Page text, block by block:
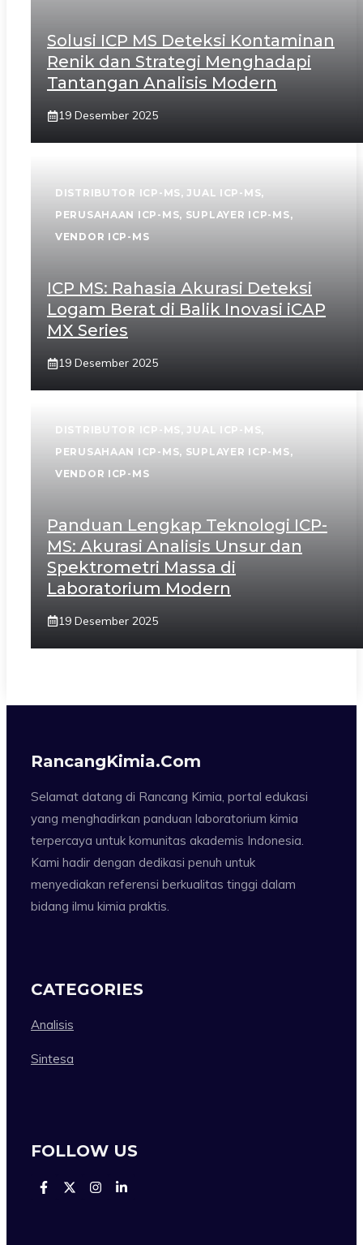
Solusi ICP MS Deteksi Kontaminan
Renik dan Strategi Menghadapi
Tantangan Analisis Modern
19 Desember 2025
DISTRIBUTOR ICP-MS, JUAL ICP-MS,
PERUSAHAAN ICP-MS, SUPLAYER ICP-MS,
VENDOR ICP-MS
ICP MS: Rahasia Akurasi Deteksi
Logam Berat di Balik Inovasi iCAP
MX Series
19 Desember 2025
DISTRIBUTOR ICP-MS, JUAL ICP-MS,
PERUSAHAAN ICP-MS, SUPLAYER ICP-MS,
VENDOR ICP-MS
Panduan Lengkap Teknologi ICP-
MS: Akurasi Analisis Unsur dan
Spektrometri Massa di
Laboratorium Modern
19 Desember 2025
RancangKimia.com
Selamat datang di Rancang Kimia, portal edukasi
yang menghadirkan panduan laboratorium kimia
terpercaya untuk komunitas akademis Indonesia.
Kami hadir dengan dedikasi penuh untuk
menyediakan referensi berkualitas tinggi dalam
bidang ilmu kimia praktis.
CATEGORIES
Analisis
Sintesa
FOLLOW US